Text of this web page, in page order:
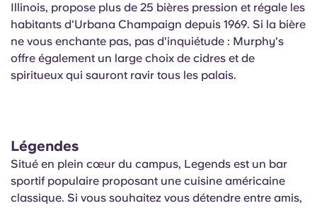
Illinois, propose plus de 25 bières pression et régale les
habitants d'Urbana Champaign depuis 1969. Si la bière
ne vous enchante pas, pas d'inquiétude : Murphy's
offre également un large choix de cidres et de
spiritueux qui sauront ravir tous les palais.
Légendes
Situé en plein cœur du campus, Legends est un bar
sportif populaire proposant une cuisine américaine
classique. Si vous souhaitez vous détendre entre amis,